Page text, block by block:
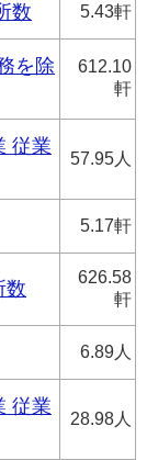
数 5.43軒
を除
612.10
軒
従業
57.95人
5.17軒
数
626.58
軒
6.89人
従業
28.98人